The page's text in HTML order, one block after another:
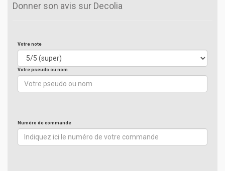
Donner son avis sur Decolia
Votre note
Votre pseudo ou nom
Numéro de commande